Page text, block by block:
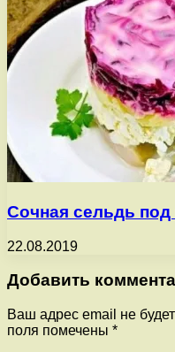
Сочная сельдь
22.08.2019
Добавить
Ваш адрес email не
поля помечены *